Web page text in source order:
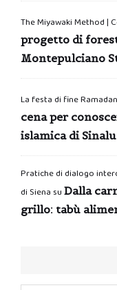
The Miyawaki Method |
progetto di
Montepulciano
La festa di fine
cena per
islamica di
Pratiche di dialogo
di Siena su Dalla
grillo: tabù